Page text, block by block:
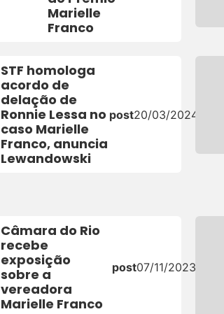
Marielle
Franco
STF homologa
acordo de
delação de
Ronnie Lessa no
caso Marielle
Franco, anuncia
Lewandowski
post20/03/2024
Câmara do Rio
recebe
exposição
sobre a
vereadora
Marielle Franco
post07/11/2023